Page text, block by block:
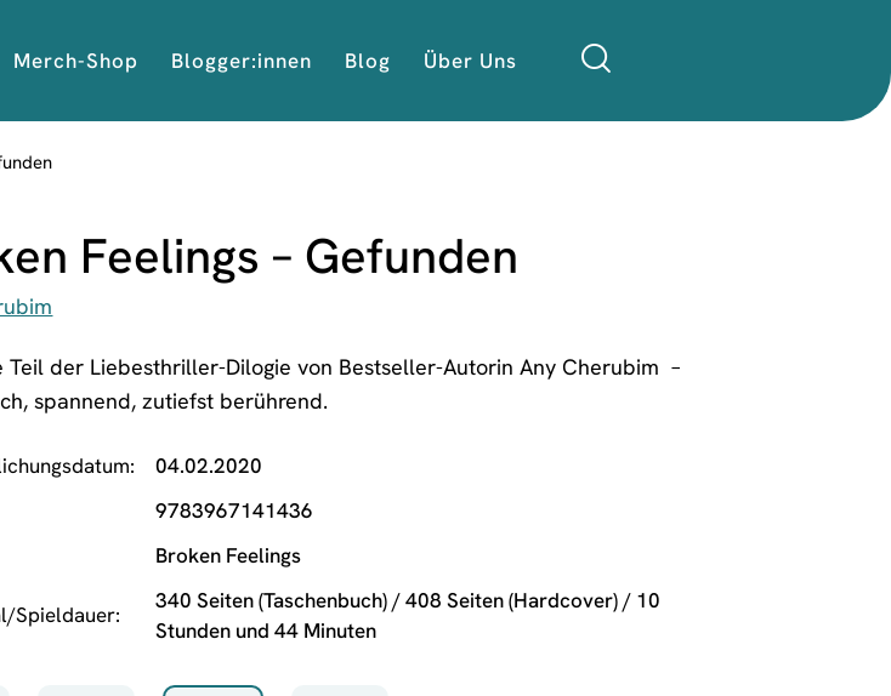
Merch-Shop Blogger:innen Blog Über Uns
Feelings – Gefunden
Teil der Liebesthriller-Dilogie von Bestseller-Autorin Any Cherubim –
spannend, zutiefst berührend.
04.02.2020
9783967141436
Broken Feelings
Spieldauer
340 Seiten (Taschenbuch) / 408 Seiten (Hardcover) / 10
Stunden und 44 Minuten